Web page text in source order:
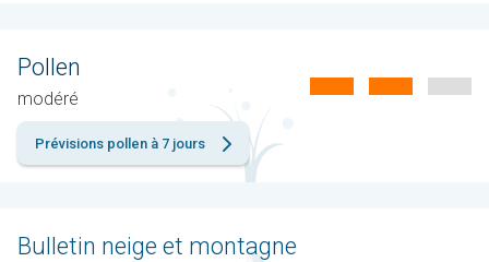
Pollen
modéré
Prévisions pollen à 7 jours
Bulletin neige et montagne